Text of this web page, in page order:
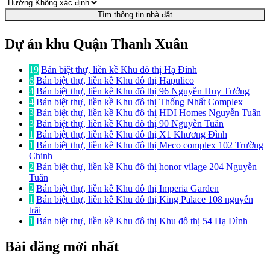
Tìm thông tin nhà đất
Dự án khu Quận Thanh Xuân
19 Bán biệt thự, liền kề Khu đô thị Hạ Đình
6 Bán biệt thự, liền kề Khu đô thị Hapulico
4 Bán biệt thự, liền kề Khu đô thị 96 Nguyễn Huy Tưởng
4 Bán biệt thự, liền kề Khu đô thị Thống Nhất Complex
3 Bán biệt thự, liền kề Khu đô thị HDI Homes Nguyễn Tuân
3 Bán biệt thự, liền kề Khu đô thị 90 Nguyễn Tuân
1 Bán biệt thự, liền kề Khu đô thị X1 Khương Đình
1 Bán biệt thự, liền kề Khu đô thị Meco complex 102 Trường
Chinh
2 Bán biệt thự, liền kề Khu đô thị honor vilage 204 Nguyễn
Tuân
2 Bán biệt thự, liền kề Khu đô thị Imperia Garden
1 Bán biệt thự, liền kề Khu đô thị King Palace 108 nguyễn
trãi
1 Bán biệt thự, liền kề Khu đô thị Khu đô thị 54 Hạ Đình
Bài đăng mới nhất